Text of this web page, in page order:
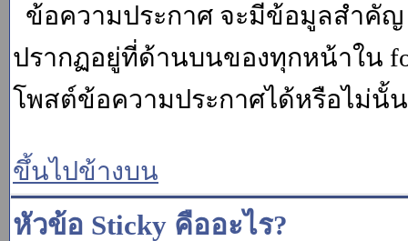
ข้อความประกาศ จะมีข้อมูลสำคั
ปรากฏอยู่ที่ด้านบนของทุกหน้าใน
โพสต์ข้อความประกาศได้หรือไม่นั้
ขึ้นไปข้างบน
หัวข้อ Sticky คืออะไร?